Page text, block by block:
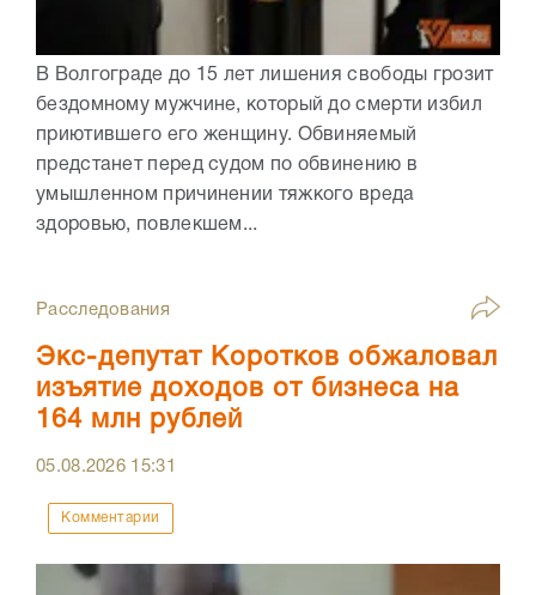
В Волгограде до 15 лет лишения свободы грозит
бездомному мужчине, который до смерти избил
приютившего его женщину. Обвиняемый
предстанет перед судом по обвинению в
умышленном причинении тяжкого вреда
здоровью, повлекшем...
Расследования
Экс-депутат Коротков обжаловал
изъятие доходов от бизнеса на
164 млн рублей
05.08.2026 15:31
Комментарии